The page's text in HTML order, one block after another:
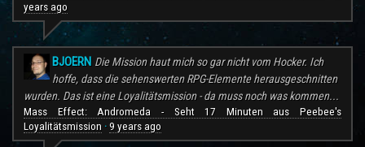
years ago
BJOERN Die Mission haut mich so gar nicht vom Hocker. Ich
hoffe, dass die sehenswerten RPG-Elemente herausgeschnitten
wurden. Das ist eine Loyalitätsmission - da muss noch was kommen...
Mass Effect: Andromeda - Seht 17 Minuten aus Peebee's
Loyalitätsmission · 9 years ago